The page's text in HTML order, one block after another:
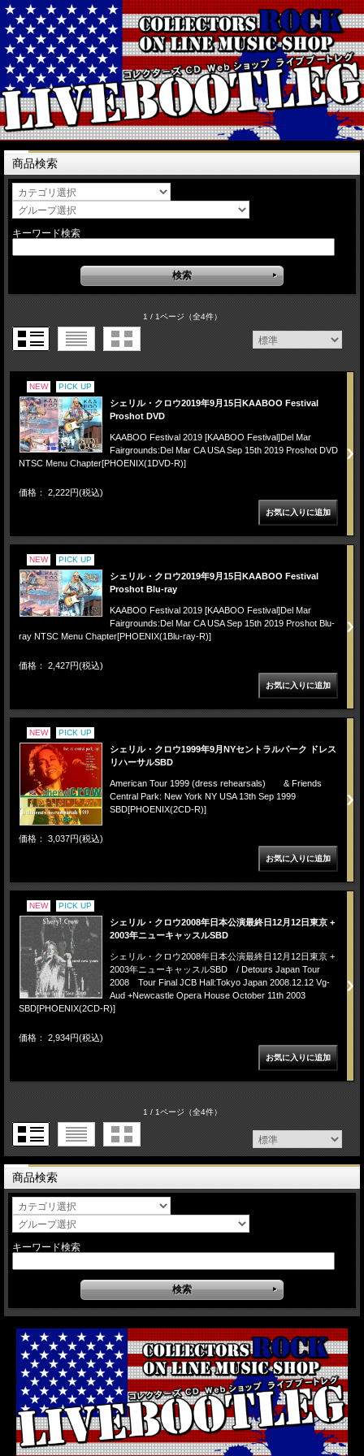
商品検索
キーワード検索
1 / 1ページ（全4件）
NEW PICK UP
シェリル・クロウ2019年9月15日KAABOO Festival
Proshot DVD
KAABOO Festival 2019 [KAABOO Festival]Del Mar
Fairgrounds:Del Mar CA USA Sep 15th 2019 Proshot DVD
NTSC Menu Chapter[PHOENIX(1DVD-R)]
価格： 2,222円(税込)
NEW PICK UP
シェリル・クロウ2019年9月15日KAABOO Festival
Proshot Blu-ray
KAABOO Festival 2019 [KAABOO Festival]Del Mar
Fairgrounds:Del Mar CA USA Sep 15th 2019 Proshot Blu-
ray NTSC Menu Chapter[PHOENIX(1Blu-ray-R)]
価格： 2,427円(税込)
NEW PICK UP
シェリル・クロウ1999年9月NYセントラルパーク ドレス
リハーサルSBD
American Tour 1999 (dress rehearsals) & Friends
Central Park: New York NY USA 13th Sep 1999
SBD[PHOENIX(2CD-R)]
価格： 3,037円(税込)
NEW PICK UP
シェリル・クロウ2008年日本公演最終日12月12日東京 +
2003年ニューキャッスルSBD
シェリル・クロウ2008年日本公演最終日12月12日東京 +
2003年ニューキャッスルSBD / Detours Japan Tour
2008 Tour Final JCB Hall:Tokyo Japan 2008.12.12 Vg-
Aud +Newcastle Opera House October 11th 2003
SBD[PHOENIX(2CD-R)]
価格： 2,934円(税込)
1 / 1ページ（全4件）
商品検索
キーワード検索